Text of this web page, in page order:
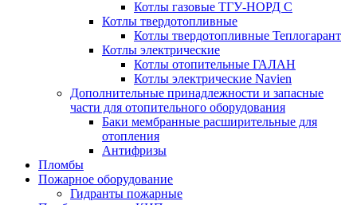
Котлы газовые ТГУ-НОРД С
Котлы твердотопливные
Котлы твердотопливные Теплогарант
Котлы электрические
Котлы отопительные ГАЛАН
Котлы электрические Navien
Дополнительные принадлежности и запасные
части для отопительного оборудования
Баки мембранные расширительные для
отопления
Антифризы
Пломбы
Пожарное оборудование
Гидранты пожарные